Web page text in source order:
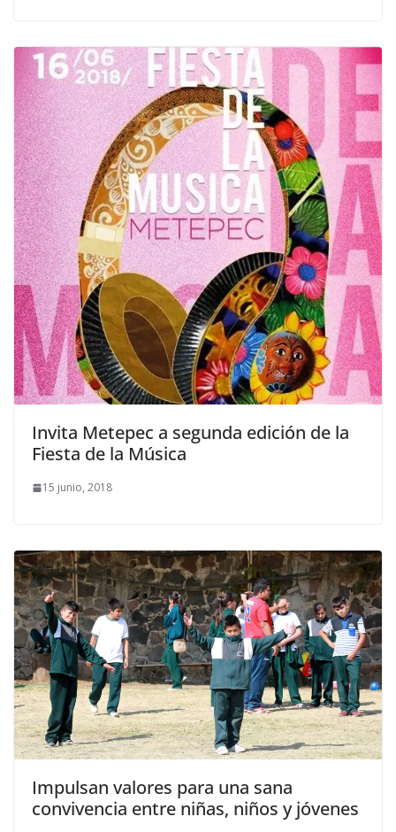
Invita Metepec a segunda edición de la
Fiesta de la Música
15 junio, 2018
Impulsan valores para una sana
convivencia entre niñas, niños y jóvenes